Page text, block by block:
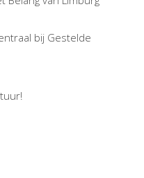
bij Gestelde